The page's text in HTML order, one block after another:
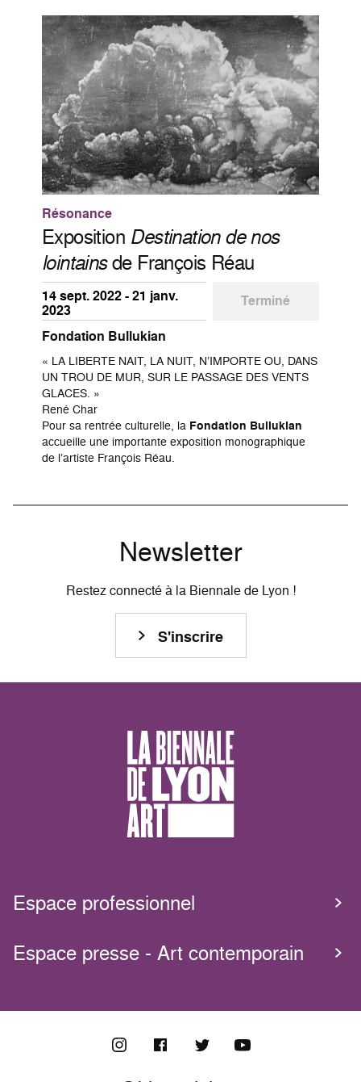
Résonance
Exposition Destination de nos
lointainsde François Réau
14 sept. 2022 - 21 janv.
2023
Terminé
Fondation Bullukian
« LA LIBERTE NAIT, LA NUIT, N’IMPORTE OU, DANS
UN TROU DE MUR, SUR LE PASSAGE DES VENTS
GLACES. »
René Char
Pour sa rentrée culturelle, la Fondation Bullukian
accueille une importante exposition monographique
de l’artiste François Réau.
Newsletter
Restez connecté à la Biennale de Lyon !
S'inscrire
Espace professionnel
Espace presse - Art contemporain